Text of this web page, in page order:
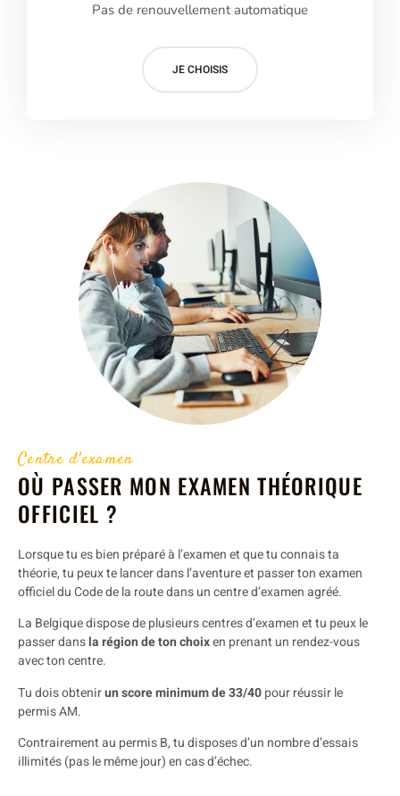
Pas de renouvellement automatique
JE CHOISIS
Centre d'examen
OÙ PASSER MON EXAMEN THÉORIQUE
OFFICIEL ?
Lorsque tu es bien préparé à l’examen et que tu connais ta
théorie, tu peux te lancer dans l’aventure et passer ton examen
officiel du Code de la route dans un centre d’examen agréé.
La Belgique dispose de plusieurs centres d’examen et tu peux le
passer dansla région de ton choixen prenant un rendez-vous
avec ton centre.
Tu dois obtenirun score minimum de 33/40pour réussir le
permis AM.
Contrairement au permis B, tu disposes d’un nombre d’essais
illimités (pas le même jour) en cas d’échec.